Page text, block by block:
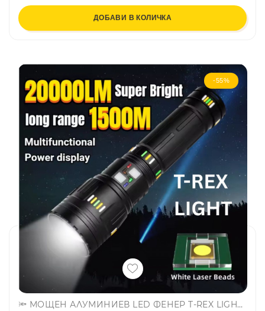
ДОБАВИ В КОЛИЧКА
-55%
🔦 МОЩЕН АЛУМИНИЕВ LED ФЕНЕР T-REX LIGHT FA-G02 с функция външна батерия - GOZ